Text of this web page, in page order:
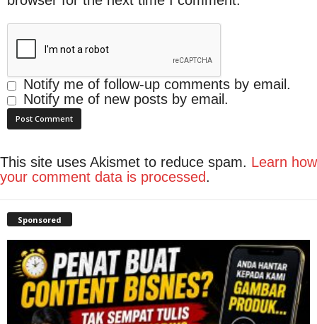
Notify me of follow-up comments by email.
Notify me of new posts by email.
This site uses Akismet to reduce spam. Learn how
your comment data is processed.
Sponsored